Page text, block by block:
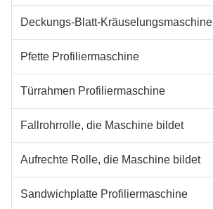
Deckungs-Blatt-Kräuselungsmaschine
Pfette Profiliermaschine
Türrahmen Profiliermaschine
Fallrohrrolle, die Maschine bildet
Aufrechte Rolle, die Maschine bildet
Sandwichplatte Profiliermaschine